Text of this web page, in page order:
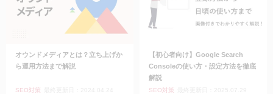
オウンドメディアとは？立ち上げか
ら運用方法まで解説
SEO対策
【初心者向け】Google Search
Consoleの使い方・設定方法を徹底
解説
SEO対策